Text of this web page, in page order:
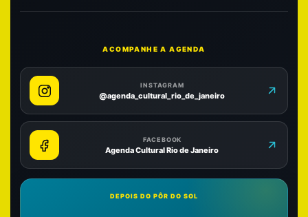
ACOMPANHE A AGENDA
INSTAGRAM
@agenda_cultural_rio_de_janeiro
FACEBOOK
Agenda Cultural Rio de Janeiro
DEPOIS DO PÔR DO SOL